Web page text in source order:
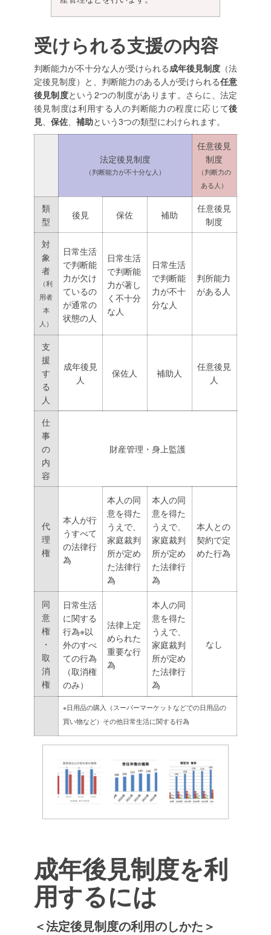
受けられる支援の内容
判断能力が不十分な人が受けられる成年後見制度 （法
定後見制度）と、判断能力のある人が受けられる任意
後見制度という2つの制度があります。さらに、法定
後見制度は利用する人の判断能力の程度に応じて後
見、 保佐、 補助という3つの類型にわけられます。
法定後見制度
（判断能力が不十分な人）
任意後見
制度
（判断力の
ある人）
類
型
後見 保佐 補助
任意後見
制度
対
象
者
（利
用者
本
人）
日常生活
で判断能
力が欠け
ているの
が通常の
状態の人
日常生活
で判断能
力が著し
く不十分
な人
日常生活
で判断能
力が不十
分な人
判所能力
がある人
支
援
す
る
人
成年後見
人
保佐人 補助人
任意後見
人
仕
事
の
内
容
財産管理・身上監護
代
理
権
本人が行
うすべて
の法律行
為
本人の同
意を得た
うえで、
家庭裁判
所が定め
た法律行
為
本人の同
意を得た
うえで、
家庭裁判
所が定め
た法律行
為
本人との
契約で定
めた行為
同
意
権
・
取
消
権
日常生活
に関する
行為※以
外のすべ
ての行為
（取消権
のみ）
法律上定
められた
重要な行
為
本人の同
意を得た
うえで、
家庭裁判
所が定め
た法律行
為
なし
※日用品の購入（スーパーマーケットなどでの日用品の
買い物など）その他日常生活に関する行為
成年後見制度を利
用するには
＜法定後見制度の利用のしかた＞